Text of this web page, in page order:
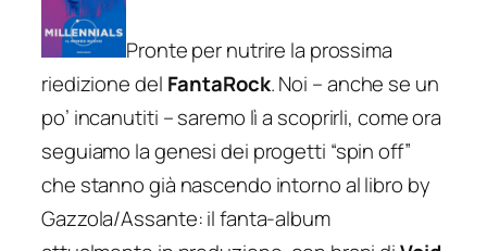
Pronte per nutrire la prossima
riedizione del FantaRock. Noi – anche se un
po’ incanutiti – saremo lì a scoprirli, come ora
seguiamo la genesi dei progetti “spin off”
che stanno già nascendo intorno al libro by
Gazzola/Assante: il fanta-album